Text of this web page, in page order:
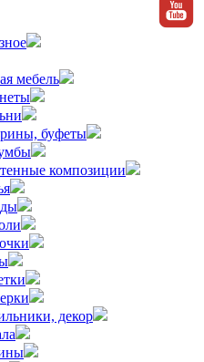
мебель
буфеты
композиции
декор